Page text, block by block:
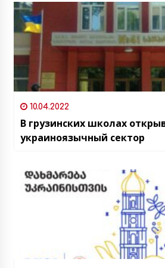
10.04.2022
В грузинских школах
украиноязычный сектор